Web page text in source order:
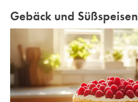
Gebäck und Süßspeisen